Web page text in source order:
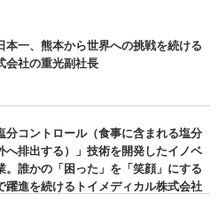
本一、熊本から世界への挑戦を続ける
会社の重光副社長
分コントロール（食事に含まれる塩分
へ排出する）」技術を開発したイノベ
。誰かの「困った」を「笑顔」にする
躍進を続けるトイメディカル株式会社